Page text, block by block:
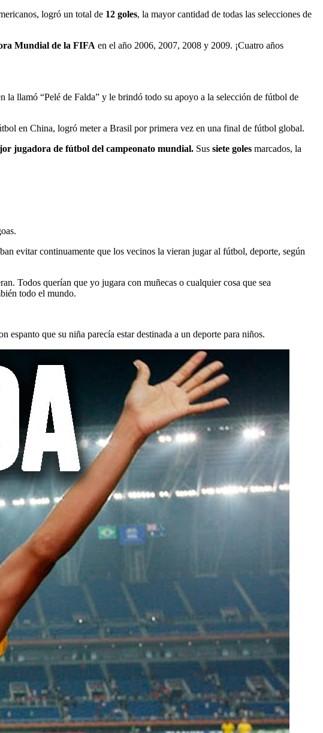
logró un total de 12 goles, la mayor cantidad de todas las selecciones de
Mundial de la FIFA en el año 2006, 2007, 2008 y 2009. ¡Cuatro años
llamó “Pelé de Falda” y le brindó todo su apoyo a la selección de fútbol de
en China, logró meter a Brasil por primera vez en una final de fútbol global.
jugadora de fútbol del campeonato mundial. Sus siete goles marcados, la
evitar continuamente que los vecinos la vieran jugar al fútbol, deporte, según
Todos querían que yo jugara con muñecas o cualquier cosa que sea
todo el mundo.
espanto que su niña parecía estar destinada a un deporte para niños.